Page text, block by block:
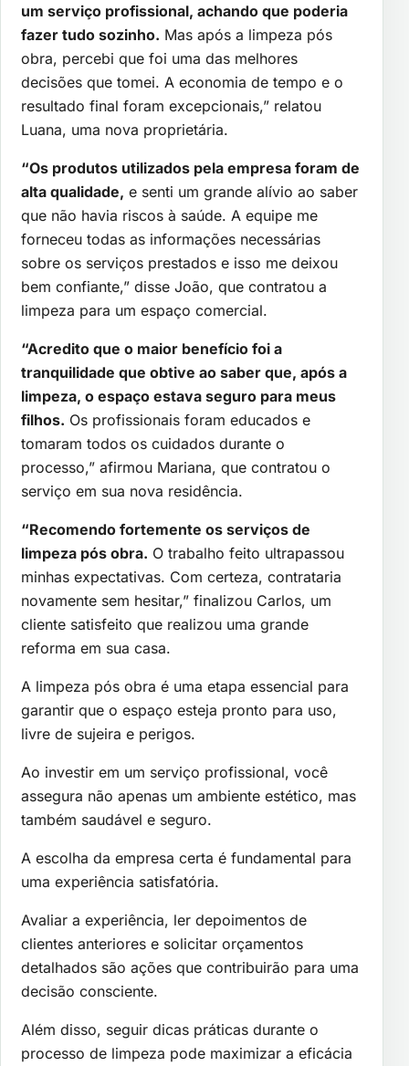
um serviço profissional, achando que poderia
fazer tudo sozinho. Mas após a limpeza pós
obra, percebi que foi uma das melhores
decisões que tomei. A economia de tempo e o
resultado final foram excepcionais,” relatou
Luana, uma nova proprietária.
“Os produtos utilizados pela empresa foram de
alta qualidade, e senti um grande alívio ao saber
que não havia riscos à saúde. A equipe me
forneceu todas as informações necessárias
sobre os serviços prestados e isso me deixou
bem confiante,” disse João, que contratou a
limpeza para um espaço comercial.
“Acredito que o maior benefício foi a
tranquilidade que obtive ao saber que, após a
limpeza, o espaço estava seguro para meus
filhos. Os profissionais foram educados e
tomaram todos os cuidados durante o
processo,” afirmou Mariana, que contratou o
serviço em sua nova residência.
“Recomendo fortemente os serviços de
limpeza pós obra. O trabalho feito ultrapassou
minhas expectativas. Com certeza, contrataria
novamente sem hesitar,” finalizou Carlos, um
cliente satisfeito que realizou uma grande
reforma em sua casa.
A limpeza pós obra é uma etapa essencial para
garantir que o espaço esteja pronto para uso,
livre de sujeira e perigos.
Ao investir em um serviço profissional, você
assegura não apenas um ambiente estético, mas
também saudável e seguro.
A escolha da empresa certa é fundamental para
uma experiência satisfatória.
Avaliar a experiência, ler depoimentos de
clientes anteriores e solicitar orçamentos
detalhados são ações que contribuirão para uma
decisão consciente.
Além disso, seguir dicas práticas durante o
processo de limpeza pode maximizar a eficácia